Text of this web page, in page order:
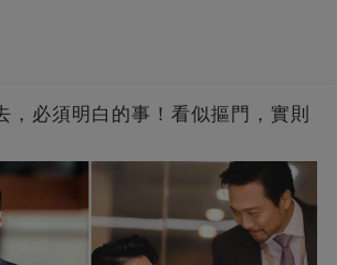
，必須明白的事！​看似摳門，實則